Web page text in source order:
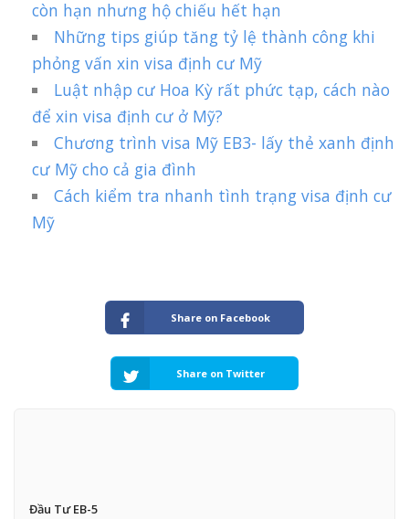
còn hạn nhưng hộ chiếu hết hạn
Những tips giúp tăng tỷ lệ thành công khi
phỏng vấn xin visa định cư Mỹ
Luật nhập cư Hoa Kỳ rất phức tạp, cách nào
để xin visa định cư ở Mỹ?
Chương trình visa Mỹ EB3- lấy thẻ xanh định
cư Mỹ cho cả gia đình
Cách kiểm tra nhanh tình trạng visa định cư
Mỹ
Share on Facebook
Share on Twitter
Đầu Tư EB-5